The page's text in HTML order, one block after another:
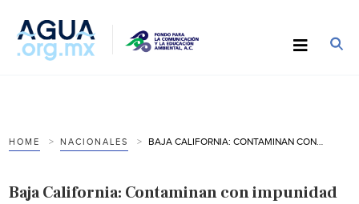
HOME NACIONALES
Baja California: Contaminan con impunidad